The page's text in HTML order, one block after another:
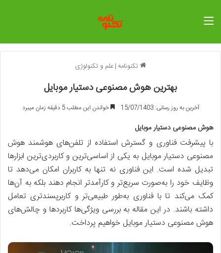
تکنونامه |علم و تکنولوژی
بهترین هوش مصنوعی دستیار موبایل
آخرین به روز رسانی: 15/07/1403 خواندن این مطلب 5 دقیقه زمان میبرد
هوش مصنوعی دستیار موبایل
با پیشرفت فناوری و گسترش استفاده از تلفن‌های هوشمند هوش
مصنوعی دستیار موبایل به یکی از اساسی‌ترین و کاربردی‌ترین ابزارها
تبدیل شده است. این فناوری نه تنها به کاربران امکان می‌دهد تا
وظایف خود را به‌صورت سریع‌تر و کارآمدتر انجام دهند بلکه به آن‌ها
کمک می‌کند تا با فناوری به‌طور طبیعی‌تر و کاربرپسندتری تعامل
داشته باشند. در این مقاله به بررسی ویژگی‌ها کاربردها و چالش‌های
هوش مصنوعی دستیار موبایل خواهیم پرداخت.